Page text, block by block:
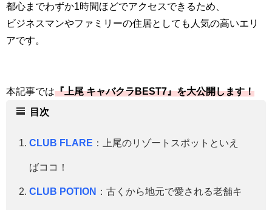
都心までわずか1時間ほどでアクセスできるため、
ビジネスマンやファミリーの住居としても人気の高いエリ
アです。
本記事では『上尾 キャバクラBEST7』を大公開します！
目次
CLUB FLARE ：上尾のリゾートスポットといえ
ばココ！
CLUB POTION ：古くから地元で愛される老舗キ